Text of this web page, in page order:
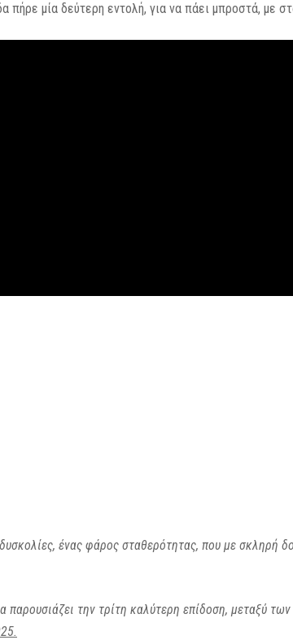
μία δεύτερη εντολή, για να πάει μπροστά, με
ένας φάρος σταθερότητας, που με σκληρή
την τρίτη καλύτερη επίδοση, μεταξύ των